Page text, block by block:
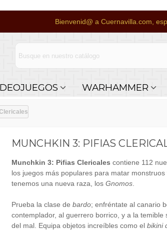
Bienvenid@ a Cuernavilla.com,
WARHAMMER
MUNCHKIN 3: PIFIAS
Munchkin 3: Pifias Clericales contiene 112
los juegos más populares para matar
tenemos una nueva raza, los Gnomos.
Prueba la clase de bardo; enfréntate al canario
contemplador, al guerrero borrico, y a la temible
del mal. Equipa objetos increíbles como el bikini